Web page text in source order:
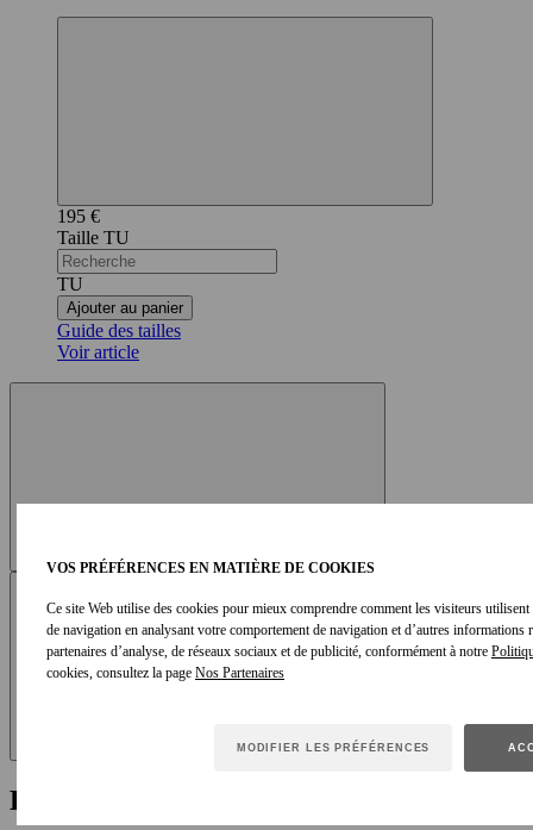
VOS PRÉFÉRENCES EN MATIÈRE DE COOKIES
Ce site Web utilise des cookies pour mieux comprendre comment les visiteurs
de navigation en analysant votre comportement de navigation et d’autres
partenaires d’analyse, de réseaux sociaux et de publicité, conformément à notre
cookies, consultez la page
MODIFIER LES PRÉFÉRENCES
195 €
TU
TU
Ajouter au panier
Guide des tailles
Voir article
DÉCOUVRIR LE LOOK